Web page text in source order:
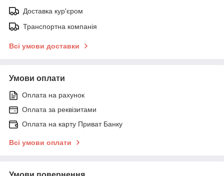
Доставка кур'єром
Транспортна компанія
Всі умови доставки
Умови оплати
Оплата на рахунок
Оплата за реквізитами
Оплата на карту Приват Банку
Всі умови оплати